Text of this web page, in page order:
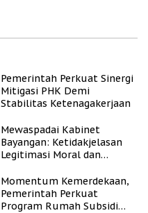
Pemerintah Perkuat Sinergi
Mitigasi PHK Demi
Stabilitas Ketenagakerjaan
Mewaspadai Kabinet
Bayangan: Ketidakjelasan
Legitimasi Moral dan
Momentum Kemerdekaan,
Pemerintah Perkuat
Program Rumah Subsidi